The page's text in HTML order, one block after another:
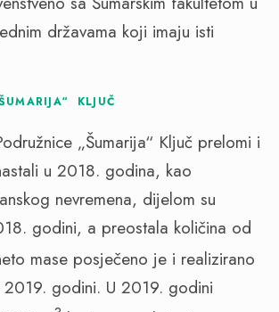
državama koji imaju isti
KLJUČ
„Šumarija“ Ključ prelomi i
u 2018. godina, kao
nevremena, dijelom su
godini, a preostala količina od
mase posječeno je i realizirano
2019. godini. U 2019. godini